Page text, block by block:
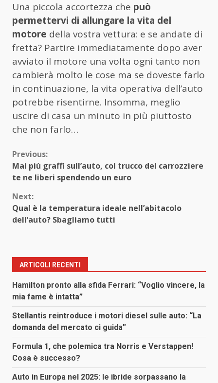
Una piccola accortezza che può
permettervi di allungare la vita del
motore della vostra vettura: e se andate di
fretta? Partire immediatamente dopo aver
avviato il motore una volta ogni tanto non
cambierà molto le cose ma se doveste farlo
in continuazione, la vita operativa dell’auto
potrebbe risentirne. Insomma, meglio
uscire di casa un minuto in più piuttosto
che non farlo…
Continue
Reading
Previous:
Mai più graffi sull’auto, col trucco del carrozziere
te ne liberi spendendo un euro
Next:
Qual è la temperatura ideale nell’abitacolo
dell’auto? Sbagliamo tutti
ARTICOLI RECENTI
Hamilton pronto alla sfida Ferrari: “Voglio vincere, la
mia fame è intatta”
Stellantis reintroduce i motori diesel sulle auto: “La
domanda del mercato ci guida”
Formula 1, che polemica tra Norris e Verstappen!
Cosa è successo?
Auto in Europa nel 2025: le ibride sorpassano la